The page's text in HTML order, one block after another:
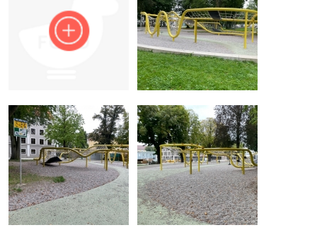
Impressum
Anmelden